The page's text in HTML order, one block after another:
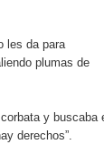
les da para
plumas de
y buscaba
derechos”.